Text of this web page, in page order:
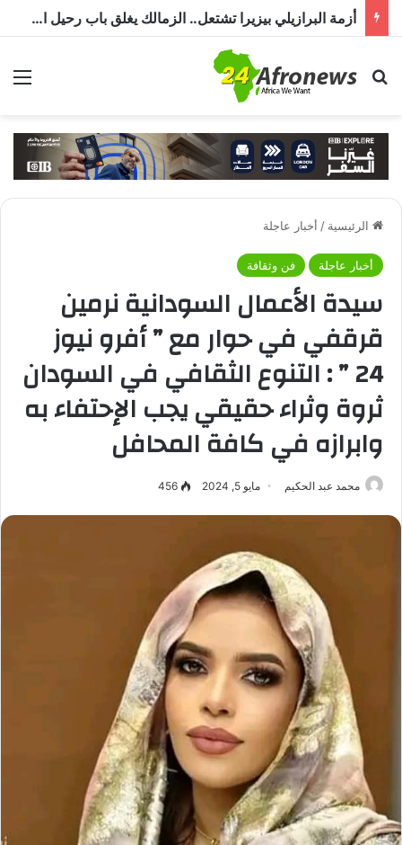
مصر وتشاد تعززان التعاون في النقل والصحة والتعليم والاستثمار خلال الدورة الرابعة للجنة المشتركة
بحث عن
الرئيسية / أخبار عاجلة
أخبار عاجلة فن وثقافة
سيدة الأعمال السودانية نرمين
قرقفي في حوار مع ” أفرو نيوز
24 ” : التنوع الثقافي في السودان
ثروة وثراء حقيقي يجب الإحتفاء به
وابرازه في كافة المحافل
محمد عبد الحكيم مايو 5, 2024 456